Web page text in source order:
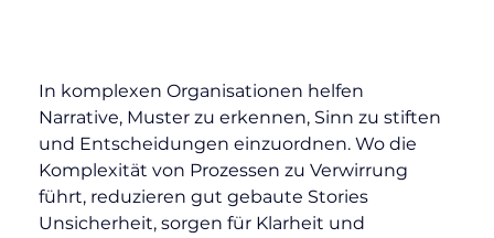
In komplexen Organisationen helfen
Narrative, Muster zu erkennen, Sinn zu stiften
und Entscheidungen einzuordnen. Wo die
Komplexität von Prozessen zu Verwirrung
führt, reduzieren gut gebaute Stories
Unsicherheit, sorgen für Klarheit und